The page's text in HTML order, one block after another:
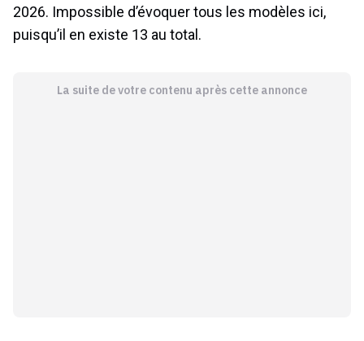
2026. Impossible d’évoquer tous les modèles ici,
puisqu’il en existe 13 au total.
La suite de votre contenu après cette annonce